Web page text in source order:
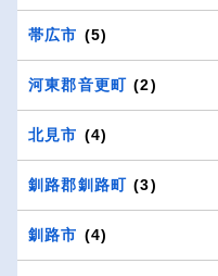
帯広市 (5)
河東郡音更町 (2)
北見市 (4)
釧路郡釧路町 (3)
釧路市 (4)